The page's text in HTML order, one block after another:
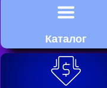
Каталог